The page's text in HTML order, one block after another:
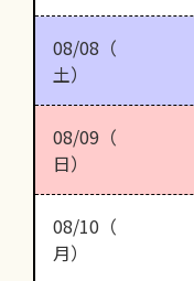
08/08（
土）
08/09（
日）
08/10（
月）